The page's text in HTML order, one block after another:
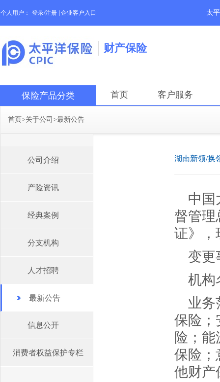
个人用户： 登录/注册 企业客户入口 太
财产保险
保险产品分类 首页 客户服务
首页>关于公司 >最新公告
公司介绍
产险资讯
经典案例
分支机构
人才招聘
最新公告
信息公开
消费者权益保护专栏
湖南新领/换
中国
督管理
证》，
变更
机构
业务
保险；
险；
保险；
他财产